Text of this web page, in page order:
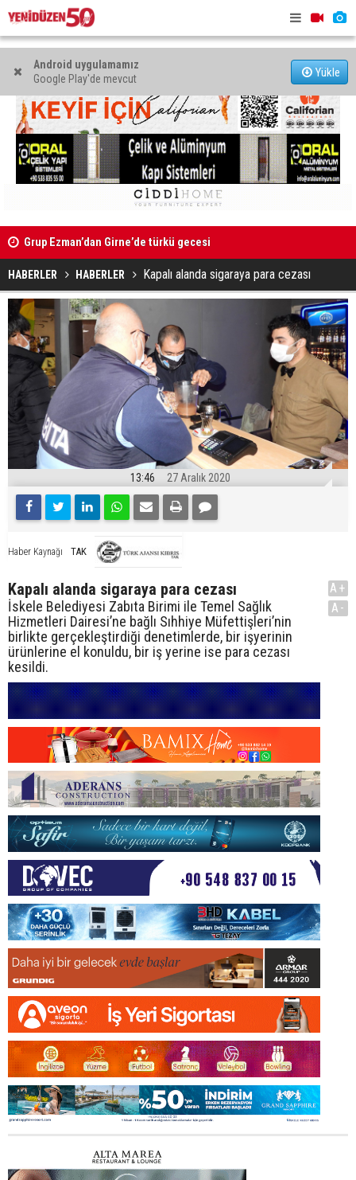
Android uygulamamız
Google Play'de mevcut
Yükle
Kıbrıs’ın güneyinde yıllık enflasyon temmuzda yüzde 2,9
oldu başlatıldı
HABERLER HABERLER Kapalı alanda sigaraya para cezası
13:46 27 Aralık 2020
Haber Kaynağı TAK
Kapalı alanda sigaraya para cezası
İskele Belediyesi Zabıta Birimi ile Temel Sağlık
Hizmetleri Dairesi’ne bağlı Sıhhiye Müfettişleri’nin
birlikte gerçekleştirdiği denetimlerde, bir işyerinin
ürünlerine el konuldu, bir iş yerine ise para cezası
kesildi.
A+
A-